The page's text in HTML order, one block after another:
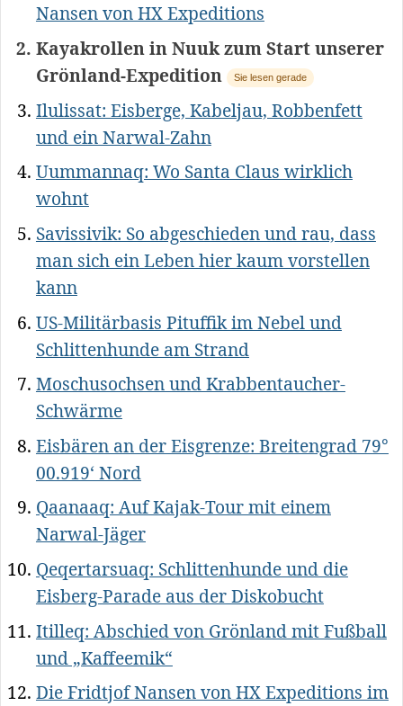
Nansen von HX Expeditions
Kayakrollen in Nuuk zum Start unserer
Grönland-Expedition
Sie lesen gerade
Ilulissat: Eisberge, Kabeljau, Robbenfett
und ein Narwal-Zahn
Uummannaq: Wo Santa Claus wirklich
wohnt
Savissivik: So abgeschieden und rau, dass
man sich ein Leben hier kaum vorstellen
kann
US-Militärbasis Pituffik im Nebel und
Schlittenhunde am Strand
Moschusochsen und Krabbentaucher-
Schwärme
Eisbären an der Eisgrenze: Breitengrad 79°
00.919‘ Nord
Qaanaaq: Auf Kajak-Tour mit einem
Narwal-Jäger
Qeqertarsuaq: Schlittenhunde und die
Eisberg-Parade aus der Diskobucht
Itilleq: Abschied von Grönland mit Fußball
und „Kaffeemik“
Die Fridtjof Nansen von HX Expeditions im